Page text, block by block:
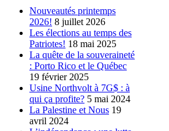
Nouveautés printemps
2026! 8 juillet 2026
Les élections au temps des
Patriotes! 18 mai 2025
La quête de la souveraineté
: Porto Rico et le Québec
19 février 2025
Usine Northvolt à 7G$ : à
qui ça profite? 5 mai 2024
La Palestine et Nous 19
avril 2024